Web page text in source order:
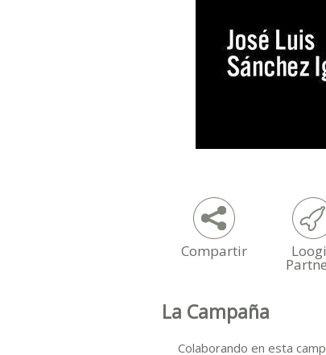
Compartir
La Campaña
Colaborando en esta